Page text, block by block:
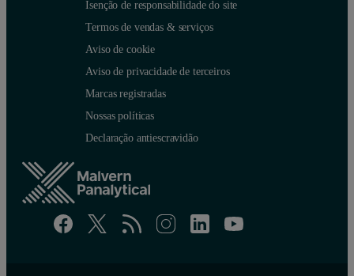
Isenção de responsabilidade do site
Termos de vendas & serviços
Aviso de cookie
Aviso de privacidade de terceiros
Marcas registradas
Nossas políticas
Declaração antiescravidão